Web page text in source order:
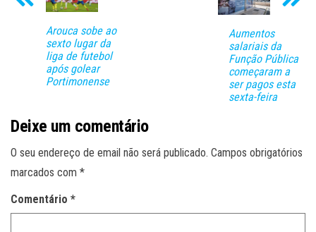
Arouca sobe ao
sexto lugar da
liga de futebol
após golear
Portimonense
Aumentos
salariais da
Função Pública
começaram a
ser pagos esta
sexta-feira
Deixe um comentário
O seu endereço de email não será publicado. Campos obrigatórios
marcados com *
Comentário *